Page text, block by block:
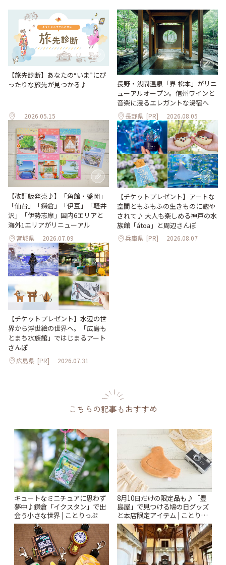
【旅先診断】あなたの“いま”にぴ
ったりな旅先が見つかる♪
2026.05.15
長野・浅間温泉「界 松本」がリニ
ューアルオープン。信州ワインと
音楽に浸るエレガントな湯宿へ
長野県 [PR] 2026.08.05
【改訂版発売♪】「角館・盛岡」
「仙台」「鎌倉」「伊豆」「軽井
沢」「伊勢志摩」国内6エリアと
海外1エリアがリニューアル
宮城県 2026.07.09
【チケットプレゼント】アートな
空間ともふもふの生きものに癒や
されて♪ 大人も楽しめる神戸の水
族館「átoa」と周辺さんぽ
兵庫県 [PR] 2026.08.07
【チケットプレゼント】水辺の世
界から浮世絵の世界へ。「広島も
とまち水族館」ではじまるアート
さんぽ
広島県 [PR] 2026.07.31
こちらの記事もおすすめ
キュートなミニチュアに思わず
夢中♪鎌倉「イクスタン」で出
会う小さな世界 | ことりっぷ
8月10日だけの限定品も♪「豊
島屋」で見つける鳩の日グッズ
と本店限定アイテム | ことりっ
ぷ